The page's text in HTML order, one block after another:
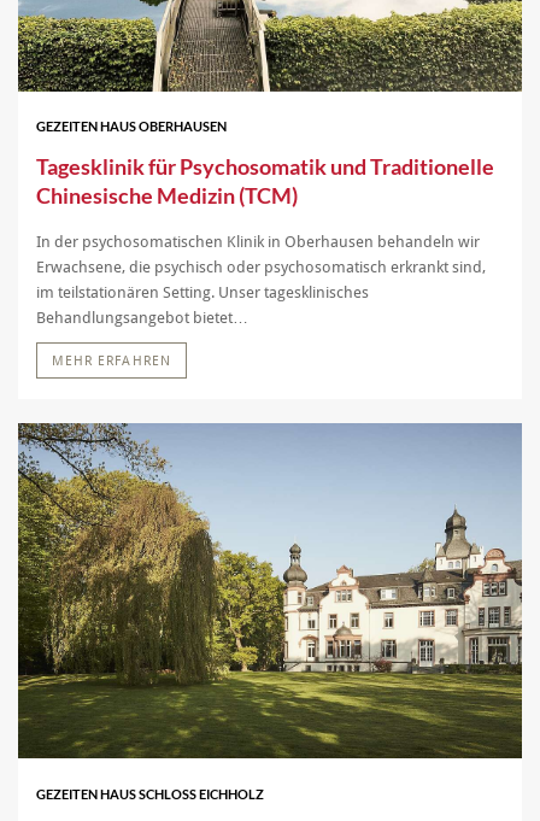
GEZEITEN HAUS OBERHAUSEN
Tagesklinik für Psychosomatik und Traditionelle
Chinesische Medizin (TCM)
In der psychosomatischen Klinik in Oberhausen behandeln wir
Erwachsene, die psychisch oder psychosomatisch erkrankt sind,
im teilstationären Setting. Unser tagesklinisches
Behandlungsangebot bietet…
MEHR ERFAHREN
GEZEITEN HAUS SCHLOSS EICHHOLZ